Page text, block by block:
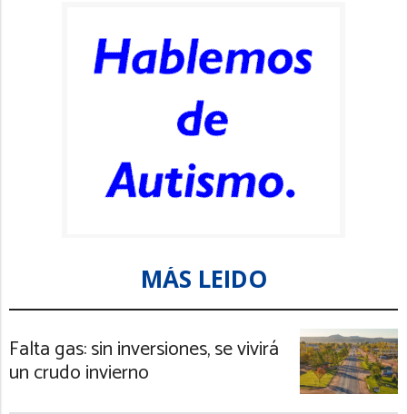
MÁS LEIDO
Falta gas: sin inversiones, se vivirá
un crudo invierno